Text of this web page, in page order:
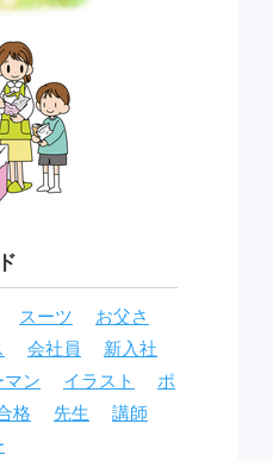
スーツ
お父さ
会社員
新入社
マン イラスト
ポ
格 先生
講師